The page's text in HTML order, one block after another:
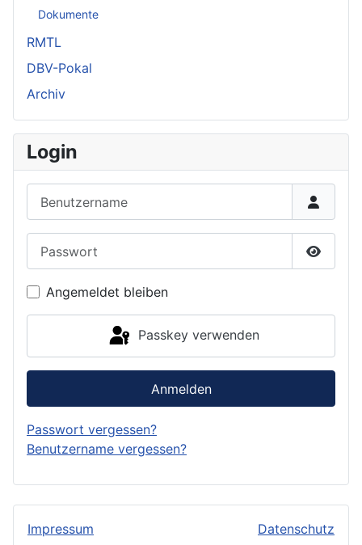
Dokumente
RMTL
DBV-Pokal
Archiv
Login
Angemeldet bleiben
Passkey verwenden
Anmelden
Passwort vergessen?
Benutzername vergessen?
Impressum Datenschutz